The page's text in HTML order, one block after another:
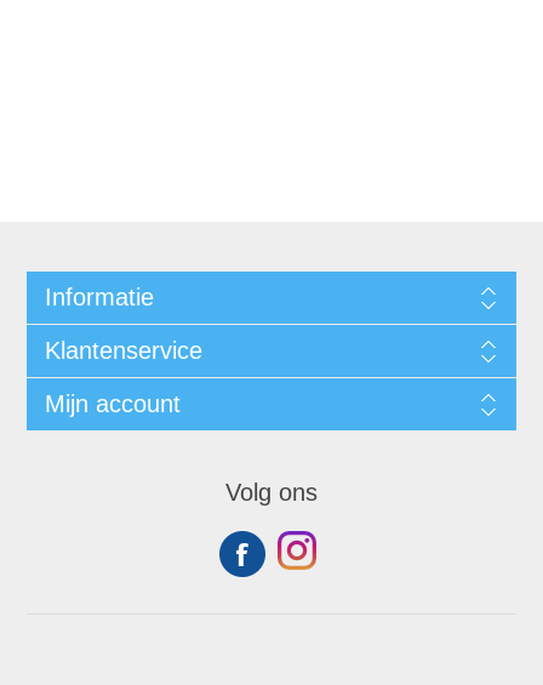
Informatie
Klantenservice
Mijn account
Volg ons